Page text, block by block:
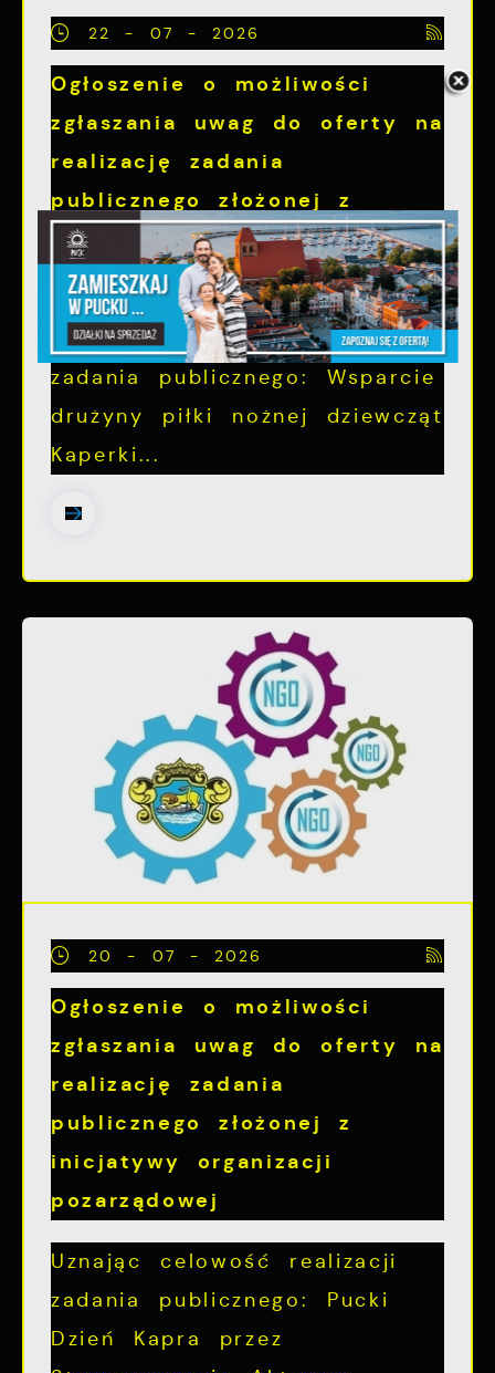
22 - 07 - 2026
Ogłoszenie o możliwości
zgłaszania uwag do oferty na
realizację zadania
publicznego złożonej z
inicjatywy organizacji
pozarządowej
Uznając celowość realizacji
zadania publicznego: Wsparcie
drużyny piłki nożnej dziewcząt
Kaperki...
20 - 07 - 2026
Ogłoszenie o możliwości
zgłaszania uwag do oferty na
realizację zadania
publicznego złożonej z
inicjatywy organizacji
pozarządowej
Uznając celowość realizacji
zadania publicznego: Pucki
Dzień Kapra przez